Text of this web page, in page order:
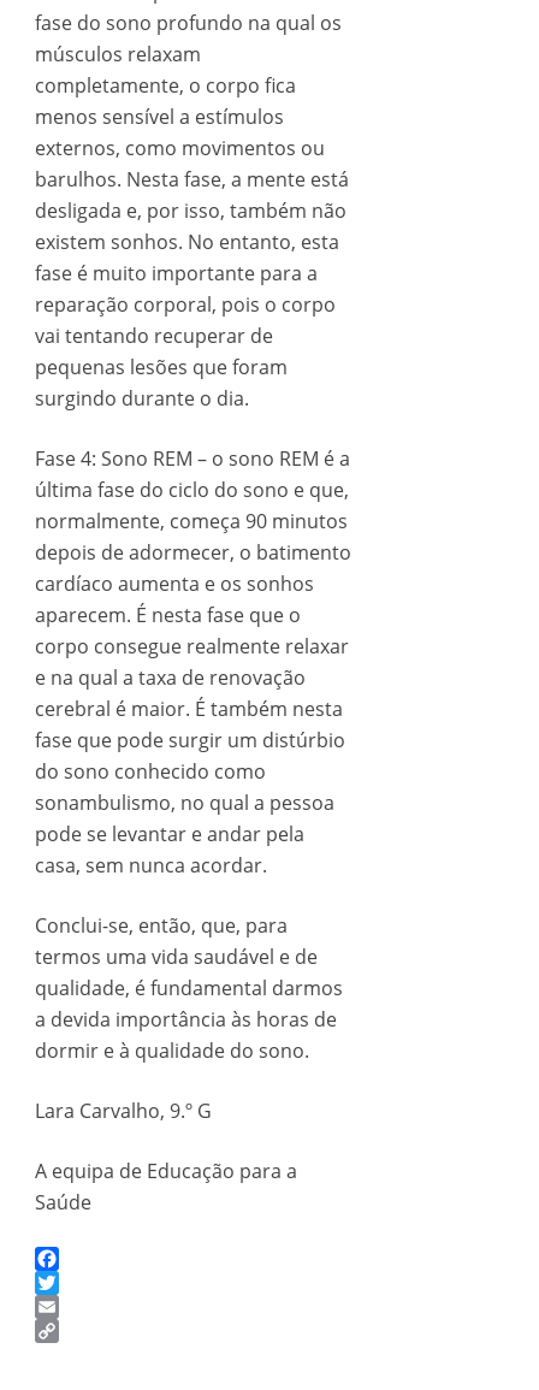
fase do sono profundo na qual os
músculos relaxam
completamente, o corpo fica
menos sensível a estímulos
externos, como movimentos ou
barulhos. Nesta fase, a mente está
desligada e, por isso, também não
existem sonhos. No entanto, esta
fase é muito importante para a
reparação corporal, pois o corpo
vai tentando recuperar de
pequenas lesões que foram
surgindo durante o dia.
Fase 4: Sono REM – o sono REM é a
última fase do ciclo do sono e que,
normalmente, começa 90 minutos
depois de adormecer, o batimento
cardíaco aumenta e os sonhos
aparecem. É nesta fase que o
corpo consegue realmente relaxar
e na qual a taxa de renovação
cerebral é maior. É também nesta
fase que pode surgir um distúrbio
do sono conhecido como
sonambulismo, no qual a pessoa
pode se levantar e andar pela
casa, sem nunca acordar.
Conclui-se, então, que, para
termos uma vida saudável e de
qualidade, é fundamental darmos
a devida importância às horas de
dormir e à qualidade do sono.
Lara Carvalho, 9.º G
A equipa de Educação para a
Saúde
Facebook
Twitter
Email